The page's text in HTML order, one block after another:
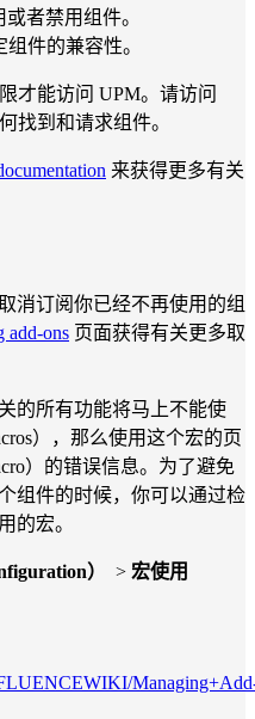
者禁用组件。
件的兼容性。
才能访问 UPM。请访问
找到和请求组件。
来获得更多有关
消订阅你已经不再使用的组
add-ons 页面获得有关更多取
的所有功能将马上不能使
），那么使用这个宏的页
）的错误信息。为了避免
组件的时候，你可以通过检
的宏。
） > 宏使用